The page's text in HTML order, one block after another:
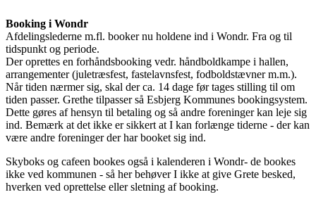
Booking i Wondr
Afdelingslederne m.fl. booker nu holdene ind i Wondr. Fra og til
tidspunkt og periode.
Der oprettes en forhåndsbooking vedr. håndboldkampe i hallen,
arrangementer (juletræsfest, fastelavnsfest, fodboldstævner m.m.).
Når tiden nærmer sig, skal der ca. 14 dage før tages stilling til om
tiden passer. Grethe tilpasser så Esbjerg Kommunes bookingsystem.
Dette gøres af hensyn til betaling og så andre foreninger kan leje sig
ind. Bemærk at det ikke er sikkert at I kan forlænge tiderne - der kan
være andre foreninger der har booket sig ind.
Skyboks og cafeen bookes også i kalenderen i Wondr- de bookes
ikke ved kommunen - så her behøver I ikke at give Grete besked,
hverken ved oprettelse eller sletning af booking.